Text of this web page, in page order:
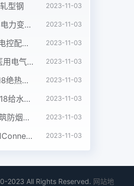
型钢 2023-11-03
GB/T 1094.1-2013电力变压器 第1部分:总则 2023-11-03
JB/T 10216-2013电控配电用电缆桥架 2023-11-03
GB 9706.1-2020医用电气设备 第1部分:基本安全和基本性能的通用要求 2023-11-03
GB/T 10801.2-2018绝热用挤塑聚苯乙烯泡沫塑料(XPS) 2023-11-03
GB/T 13663.2-2018给水用聚乙烯(PE)管道系统 第2部分:管材 2023-11-03
GB 51251-2017建筑防烟排烟系统技术标准 2023-11-03
IEC 63171-6-2021Connectors for electrical and electronic equipment - Part 6: Detail specification for 2-way and 4-way (data/power), shielded, free and fixed connectors for power and data transmission with frequencies up to 600 MHz 2023-11-03
2023 All Rights Reserved. 网站地